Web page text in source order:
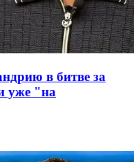
в битве за
уже "на